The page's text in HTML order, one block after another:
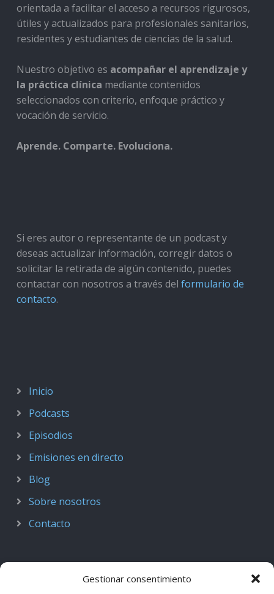
Gestionar consentimiento
orientada a facilitar el acceso a recursos rigurosos,
útiles y actualizados para profesionales sanitarios,
residentes y estudiantes de ciencias de la salud.
Nuestro objetivo es acompañar el aprendizaje y
la práctica clínica mediante contenidos
seleccionados con criterio, enfoque práctico y
vocación de servicio.
Aprende. Comparte. Evoluciona.
Si eres autor o representante de un podcast y
deseas actualizar información, corregir datos o
solicitar la retirada de algún contenido, puedes
contactar con nosotros a través del formulario de
contacto.
Inicio
Podcasts
Episodios
Emisiones en directo
Blog
Sobre nosotros
Contacto